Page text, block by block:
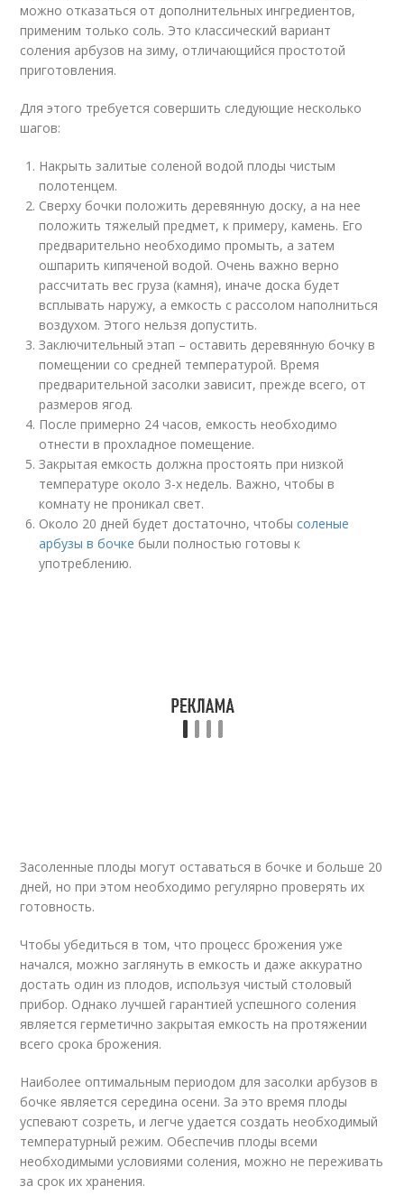
можно отказаться от дополнительных ингредиентов,
применим только соль. Это классический вариант
соления арбузов на зиму, отличающийся простотой
приготовления.
Для этого требуется совершить следующие несколько
шагов:
Накрыть залитые соленой водой плоды чистым
полотенцем.
Сверху бочки положить деревянную доску, а на нее
положить тяжелый предмет, к примеру, камень. Его
предварительно необходимо промыть, а затем
ошпарить кипяченой водой. Очень важно верно
рассчитать вес груза (камня), иначе доска будет
всплывать наружу, а емкость с рассолом наполниться
воздухом. Этого нельзя допустить.
Заключительный этап – оставить деревянную бочку в
помещении со средней температурой. Время
предварительной засолки зависит, прежде всего, от
размеров ягод.
После примерно 24 часов, емкость необходимо
отнести в прохладное помещение.
Закрытая емкость должна простоять при низкой
температуре около 3-х недель. Важно, чтобы в
комнату не проникал свет.
Около 20 дней будет достаточно, чтобысоленые
арбузы в бочке были полностью готовы к
употреблению.
Засоленные плоды могут оставаться в бочке и больше 20
дней, но при этом необходимо регулярно проверять их
готовность.
Чтобы убедиться в том, что процесс брожения уже
начался, можно заглянуть в емкость и даже аккуратно
достать один из плодов, используя чистый столовый
прибор. Однако лучшей гарантией успешного соления
является герметично закрытая емкость на протяжении
всего срока брожения.
Наиболее оптимальным периодом для засолки арбузов в
бочке является середина осени. За это время плоды
успевают созреть, и легче удается создать необходимый
температурный режим. Обеспечив плоды всеми
необходимыми условиями соления, можно не переживать
за срок их хранения.